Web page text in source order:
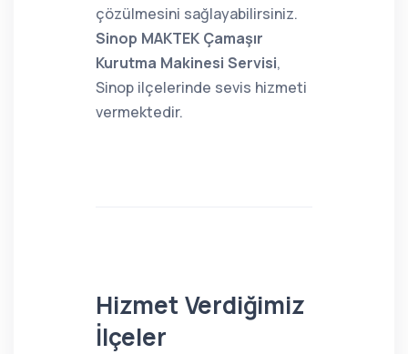
çözülmesini sağlayabilirsiniz.
Sinop MAKTEK Çamaşır
Kurutma Makinesi Servisi,
Sinop ilçelerinde sevis hizmeti
vermektedir.
Hizmet Verdiğimiz
İlçeler